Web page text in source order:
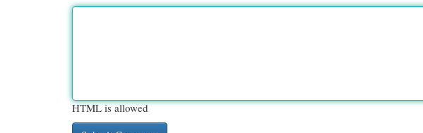
HTML is allowed